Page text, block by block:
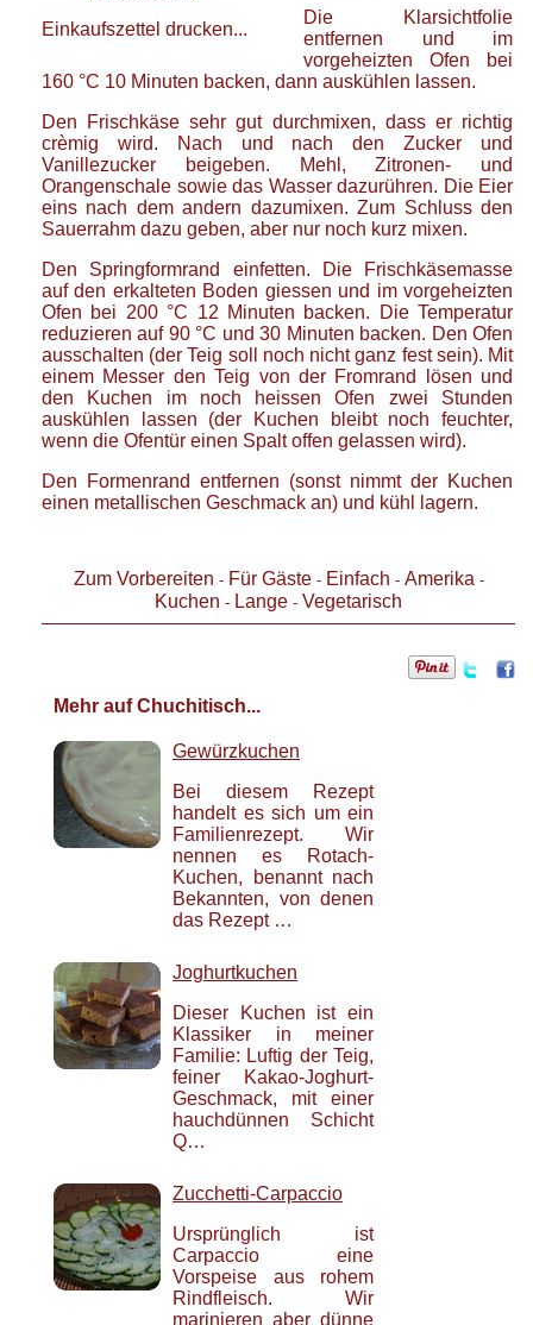
Einkaufszettel drucken...
Die Klarsichtfolie
entfernen und im
vorgeheizten Ofen bei
160 °C 10 Minuten backen, dann auskühlen lassen.
Den Frischkäse sehr gut durchmixen, dass er richtig
crèmig wird. Nach und nach den Zucker und
Vanillezucker beigeben. Mehl, Zitronen- und
Orangenschale sowie das Wasser dazurühren. Die Eier
eins nach dem andern dazumixen. Zum Schluss den
Sauerrahm dazu geben, aber nur noch kurz mixen.
Den Springformrand einfetten. Die Frischkäsemasse
auf den erkalteten Boden giessen und im vorgeheizten
Ofen bei 200 °C 12 Minuten backen. Die Temperatur
reduzieren auf 90 °C und 30 Minuten backen. Den Ofen
ausschalten (der Teig soll noch nicht ganz fest sein). Mit
einem Messer den Teig von der Fromrand lösen und
den Kuchen im noch heissen Ofen zwei Stunden
auskühlen lassen (der Kuchen bleibt noch feuchter,
wenn die Ofentür einen Spalt offen gelassen wird).
Den Formenrand entfernen (sonst nimmt der Kuchen
einen metallischen Geschmack an) und kühl lagern.
Zum Vorbereiten - Für Gäste- Einfach - Amerika-
Kuchen - Lange - Vegetarisch
Mehr auf Chuchitisch...
Gewürzkuchen
Bei diesem Rezept
handelt es sich um ein
Familienrezept. Wir
nennen es Rotach-
Kuchen, benannt nach
Bekannten, von denen
das Rezept …
Joghurtkuchen
Dieser Kuchen ist ein
Klassiker in meiner
Familie: Luftig der Teig,
feiner Kakao-Joghurt-
Geschmack, mit einer
hauchdünnen Schicht
Q…
Zucchetti-Carpaccio
Ursprünglich ist
Carpaccio eine
Vorspeise aus rohem
Rindfleisch. Wir
marinieren aber dünne